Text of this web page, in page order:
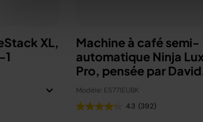
XL,
1
Machine à café semi-
automatique Ninja
Pro, pensée par David
Beckham
Modèle: ES771EUBK
4.3 (392)